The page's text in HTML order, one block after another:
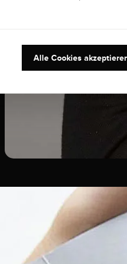
Alle Cookies